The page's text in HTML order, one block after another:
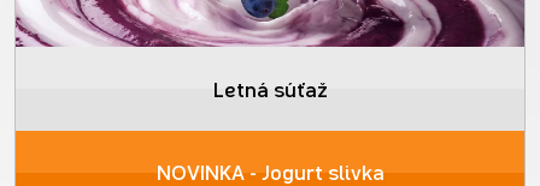
Letná súťaž
NOVINKA - Jogurt slivka